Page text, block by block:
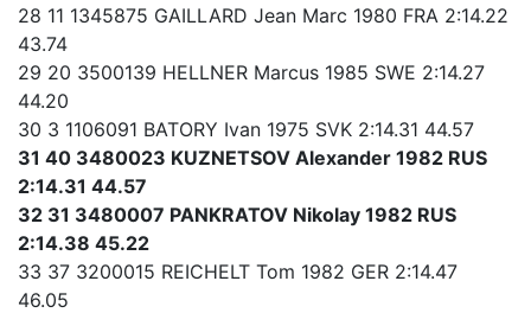
28 11 1345875 GAILLARD Jean Marc 1980 FRA 2:14.22
43.74
29 20 3500139 HELLNER Marcus 1985 SWE 2:14.27
44.20
30 3 1106091 BATORY Ivan 1975 SVK 2:14.31 44.57
31 40 3480023 KUZNETSOV Alexander 1982 RUS
2:14.31 44.57
32 31 3480007 PANKRATOV Nikolay 1982 RUS
2:14.38 45.22
33 37 3200015 REICHELT Tom 1982 GER 2:14.47
46.05